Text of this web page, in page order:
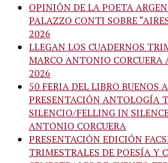
OPINIÓN DE LA POETA
PALAZZO CONTI SOBRE
2026
LLEGAN LOS CUADERNOS
MARCO ANTONIO
2026
50 FERIA DEL LIBRO BUENOS
PRESENTACIÓN ANTOLOGÍA
SILENCIO/FELLING IN
ANTONIO CORCUERA
PRESENTACIÓN EDICIÓN
TRIMESTRALES DE POESÍA Y